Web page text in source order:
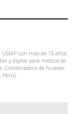
con más de 15 años
y digital para medios de
Coordinadora de Nuevas
Perú).